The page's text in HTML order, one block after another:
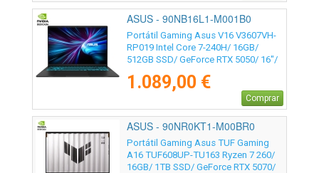
ASUS - 90NB16L1-M001B0
Portátil Gaming Asus V16 V3607VH-
RP019 Intel Core 7-240H/ 16GB/
512GB SSD/ GeForce RTX 5050/ 16"/
1.089,00 €
Comprar
ASUS - 90NR0KT1-M00BR0
Portátil Gaming Asus TUF Gaming
A16 TUF608UP-TU163 Ryzen 7 260/
16GB/ 1TB SSD/ GeForce RTX 5070/